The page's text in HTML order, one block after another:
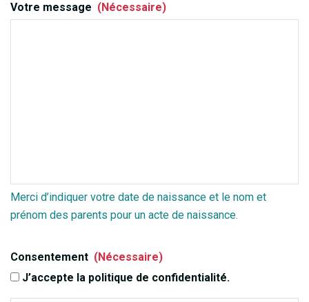
Votre message (Nécessaire)
Merci d’indiquer votre date de naissance et le nom et
prénom des parents pour un acte de naissance.
Consentement (Nécessaire)
J’accepte la politique de confidentialité.